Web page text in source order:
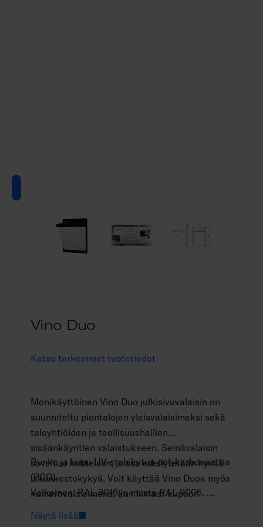
Vino Duo
Katso tarkemmat tuotetiedot
Monikäyttöinen Vino Duo julkisivuvalaisin on
suunniteltu pientalojen yleisvalaisimeksi sekä
taloyhtiöiden ja teollisuushallien
sisäänkäyntien valaistukseen. Seinävalaisin
soveltuu kohteisiin, joissa edellytetään hyvää
iskunkestokykyä. Voit käyttää Vino Duoa myös
numerovalaisimena, kun liimaat kupuun
erikseen hankkimasi kirjain- tai numerotarrat.
Valitse värilämpötila kahdesta ja valoteho
Runko ja kupu UV-stabiloitua polykarbonaattia
(PCO).
Valkoinen, RAL 9016 ja musta RAL 9005.
Pinta-asennus seinään.
Näytä lisää